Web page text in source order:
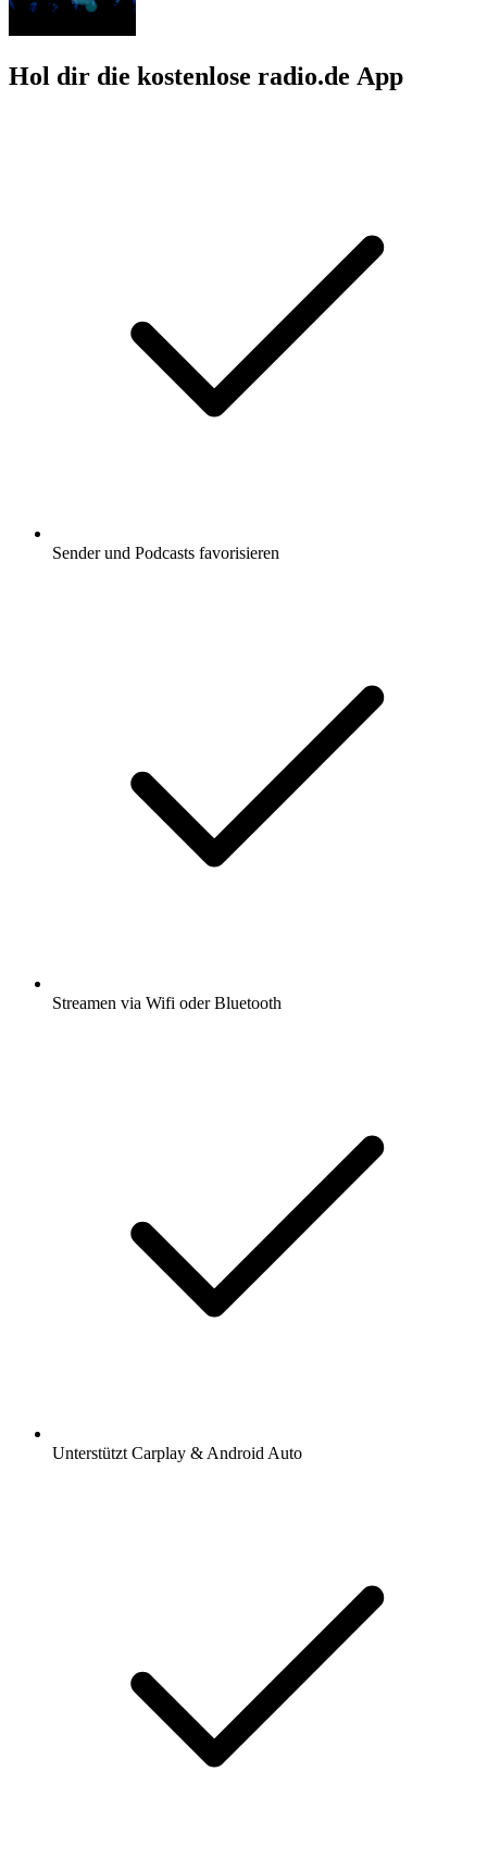
Hol dir die kostenlose radio.de App
Sender und Podcasts favorisieren
Streamen via Wifi oder Bluetooth
Unterstützt Carplay & Android Auto